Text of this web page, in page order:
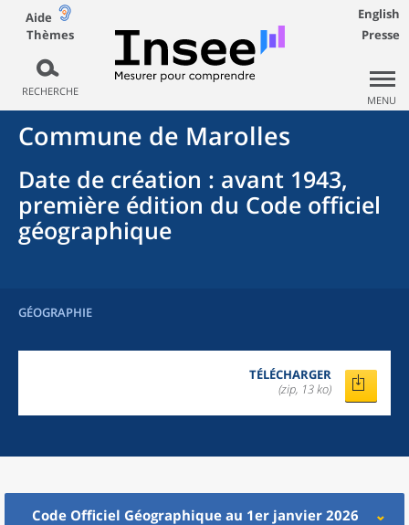
Aide
Thèmes
RECHERCHE
English
Presse
MENU
Commune de Marolles
Date de création : avant 1943,
première édition du Code officiel
géographique
GÉOGRAPHIE
TÉLÉCHARGER
(zip, 13 ko)
Code Officiel Géographique au 1er janvier 2026